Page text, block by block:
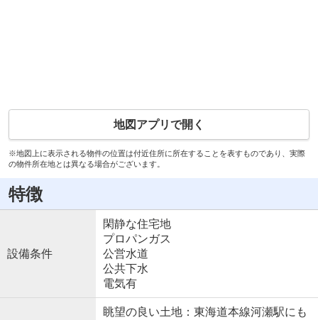
地図アプリで開く
※地図上に表示される物件の位置は付近住所に所在することを表すものであり、実際
の物件所在地とは異なる場合がございます。
特徴
設備条件
閑静な住宅地
プロパンガス
公営水道
公共下水
電気有
眺望の良い土地：東海道本線河瀬駅にも